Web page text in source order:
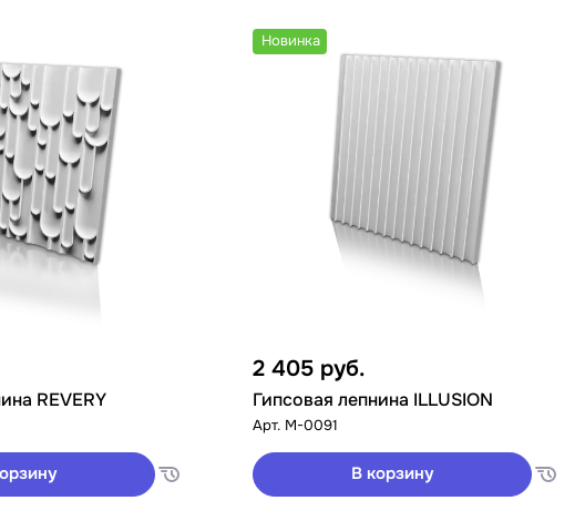
REVERY
Новинка
2 405 руб.
Гипсовая лепнина ILLUSION
Арт. M-0091
В корзину